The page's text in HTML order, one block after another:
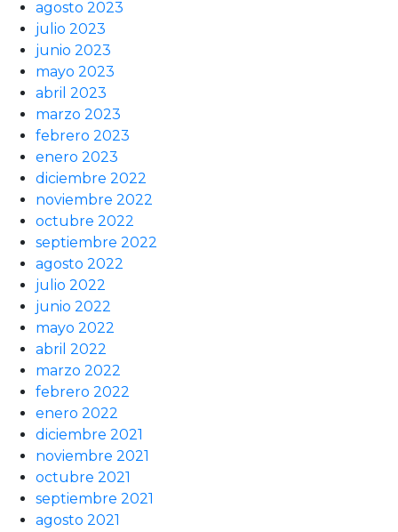
agosto 2023
julio 2023
junio 2023
mayo 2023
abril 2023
marzo 2023
febrero 2023
enero 2023
diciembre 2022
noviembre 2022
octubre 2022
septiembre 2022
agosto 2022
julio 2022
junio 2022
mayo 2022
abril 2022
marzo 2022
febrero 2022
enero 2022
diciembre 2021
noviembre 2021
octubre 2021
septiembre 2021
agosto 2021